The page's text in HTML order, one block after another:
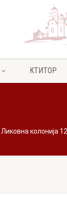
КТИТОР
Ликовна колонија